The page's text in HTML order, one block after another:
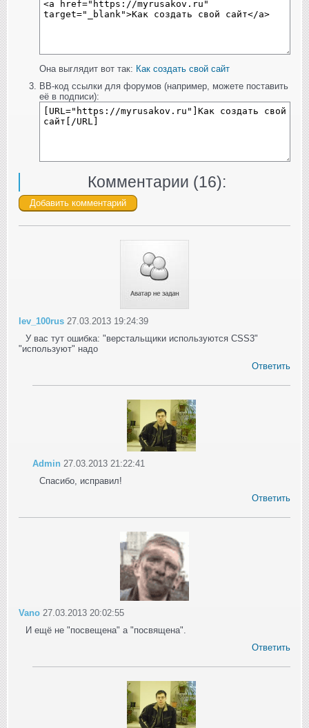
Она выглядит вот так: Как создать свой сайт
BB-код ссылки для форумов (например, можете поставить
её в подписи):
Комментарии (16):
lev_100rus 27.03.2013 19:24:39
У вас тут ошибка: "верстальщики используются CSS3"
"используют" надо
Ответить
Admin 27.03.2013 21:22:41
Спасибо, исправил!
Ответить
Vano 27.03.2013 20:02:55
И ещё не "посвещена" а "посвящена".
Ответить